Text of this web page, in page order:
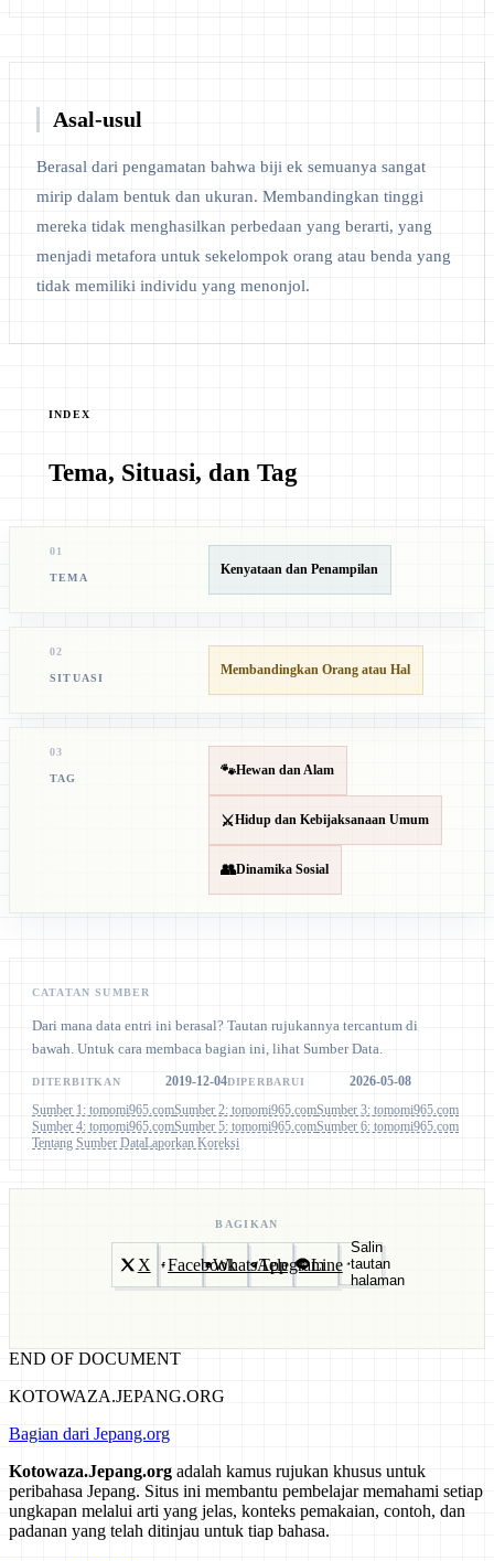
Asal-usul
Berasal dari pengamatan bahwa biji ek semuanya sangat
mirip dalam bentuk dan ukuran. Membandingkan tinggi
mereka tidak menghasilkan perbedaan yang berarti, yang
menjadi metafora untuk sekelompok orang atau benda yang
tidak memiliki individu yang menonjol.
INDEX
Tema, Situasi, dan Tag
01
TEMA
Kenyataan dan Penampilan
02
SITUASI
Membandingkan Orang atau Hal
03
TAG 🐾Hewan dan Alam
⚔️Hidup dan Kebijaksanaan Umum
👥Dinamika Sosial
CATATAN SUMBER
Dari mana data entri ini berasal? Tautan rujukannya tercantum di
bawah. Untuk cara membaca bagian ini, lihat Sumber Data.
DITERBITKAN 2019-12-04DIPERBARUI
2026-05-08
Sumber 1: tomomi965.comSumber 2: tomomi965.comSumber 3: tomomi965.com
Sumber 4: tomomi965.comSumber 5: tomomi965.comSumber 6: tomomi965.com
Tentang Sumber DataLaporkan Koreksi
BAGIKAN
X FacebookWhatsAppTelegramLine
Salin
tautan
halaman
END OF DOCUMENT
KOTOWAZA.JEPANG.ORG
Bagian dari Jepang.org
Kotowaza.Jepang.org adalah kamus rujukan khusus untuk
peribahasa Jepang. Situs ini membantu pembelajar memahami setiap
ungkapan melalui arti yang jelas, konteks pemakaian, contoh, dan
padanan yang telah ditinjau untuk tiap bahasa.